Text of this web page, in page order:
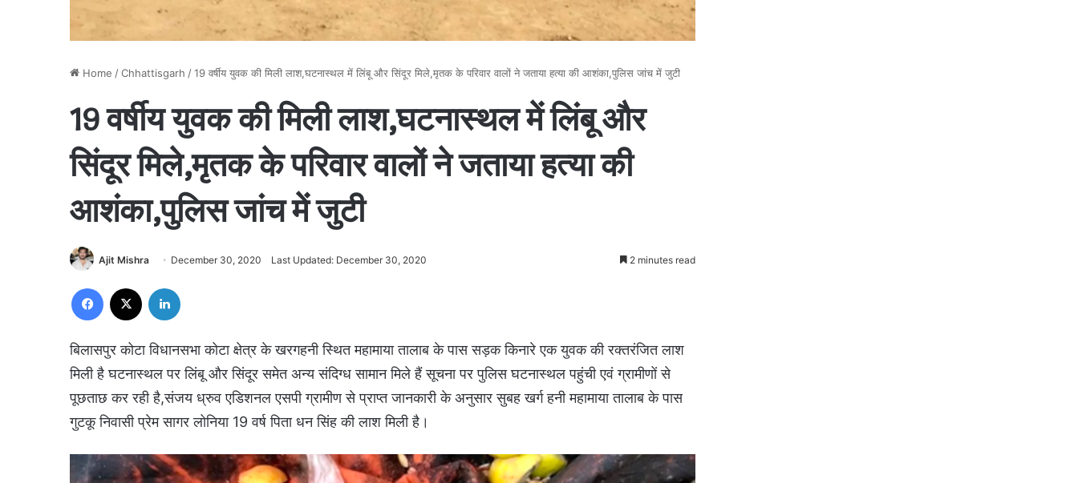
Home /Chhattisgarh /19 वर्षीय युवक की मिली लाश,घटनास्थल में लिंबू और सिंदूर मिले,मृतक के परिवार वालों ने जताया हत्या की आशंका,पुलिस जांच में जुटी
19 वर्षीय युवक की मिली लाश,घटनास्थल में लिंबू और
सिंदूर मिले,मृतक के परिवार वालों ने जताया हत्या की
आशंका,पुलिस जांच में जुटी
Ajit Mishra December 30, 2020 Last Updated: December 30, 2020 2 minutes read
Facebook
बिलासपुर कोटा विधानसभा कोटा क्षेत्र के खरगहनी स्थित महामाया तालाब के पास सड़क किनारे एक युवक की रक्तरंजित लाश
मिली है घटनास्थल पर लिंबू और सिंदूर समेत अन्य संदिग्ध सामान मिले हैं सूचना पर पुलिस घटनास्थल पहुंची एवं ग्रामीणों से
पूछताछ कर रही है,संजय ध्रुव एडिशनल एसपी ग्रामीण से प्राप्त जानकारी के अनुसार सुबह खर्ग हनी महामाया तालाब के पास
गुटकू निवासी प्रेम सागर लोनिया 19 वर्ष पिता धन सिंह की लाश मिली है।